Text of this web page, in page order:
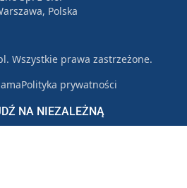
NA NIEZALEŻNĄ
Polska
Wszystkie prawa zastrzeżone.
Polityka prywatności